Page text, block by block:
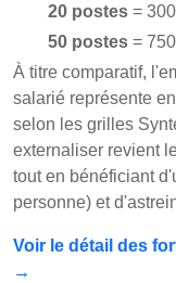
20 postes =
50 postes =
À titre comparatif,
salarié représente
selon les grilles
externaliser revient
tout en bénéficiant
personne) et
Voir le détail des
→